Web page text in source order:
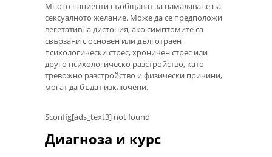
Много пациенти съобщават за намаляване на
сексуалното желание. Може да се предположи
вегетативна дистония, ако симптомите са
свързани с основен или дълготраен
психологически стрес, хроничен стрес или
друго психологическо разстройство, като
тревожно разстройство и физически причини,
могат да бъдат изключени.
$config[ads_text3] not found
Диагноза и курс